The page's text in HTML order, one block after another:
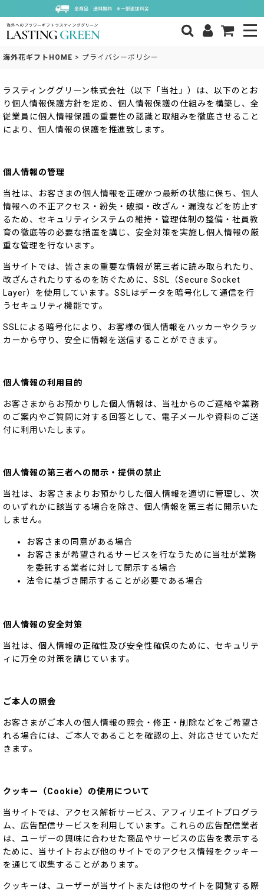
海外花ギフトHOME > プライバシーポリシー
ラスティンググリーン株式会社（以下「当社」）は、以下のとお
り個人情報保護方針を定め、個人情報保護の仕組みを構築し、全
従業員に個人情報保護の重要性の認識と取組みを徹底させること
により、個人情報の保護を推進致します。
個人情報の管理
当社は、お客さまの個人情報を正確かつ最新の状態に保ち、個人
情報への不正アクセス・紛失・破損・改ざん・漏洩などを防止す
るため、セキュリティシステムの維持・管理体制の整備・社員教
育の徹底等の必要な措置を講じ、安全対策を実施し個人情報の厳
重な管理を行ないます。
当サイトでは、皆さまの重要な情報が第三者に読み取られたり、
改ざんされたりするのを防ぐために、SSL（Secure Socket
Layer）を使用しています。SSLはデータを暗号化して通信を行
うセキュリティ機能です。
SSLによる暗号化により、お客様の個人情報をハッカーやクラッ
カーから守り、安全に情報を送信することができます。
個人情報の利用目的
お客さまからお預かりした個人情報は、当社からのご連絡や業務
のご案内やご質問に対する回答として、電子メールや資料のご送
付に利用いたします。
個人情報の第三者への開示・提供の禁止
当社は、お客さまよりお預かりした個人情報を適切に管理し、次
のいずれかに該当する場合を除き、個人情報を第三者に開示いた
しません。
お客さまの同意がある場合
お客さまが希望されるサービスを行なうために当社が業務
を委託する業者に対して開示する場合
法令に基づき開示することが必要である場合
個人情報の安全対策
当社は、個人情報の正確性及び安全性確保のために、セキュリテ
ィに万全の対策を講じています。
ご本人の照会
お客さまがご本人の個人情報の照会・修正・削除などをご希望さ
れる場合には、ご本人であることを確認の上、対応させていただ
きます。
クッキー（Cookie）の使用について
当サイトでは、アクセス解析サービス、アフィリエイトプログラ
ム、広告配信サービスを利用しています。これらの広告配信業者
は、ユーザーの興味に合わせた商品やサービスの広告を表示する
ために、当サイトおよび他のサイトでのアクセス情報をクッキー
を通じて収集することがあります。
クッキーは、ユーザーが当サイトまたは他のサイトを閲覧する際